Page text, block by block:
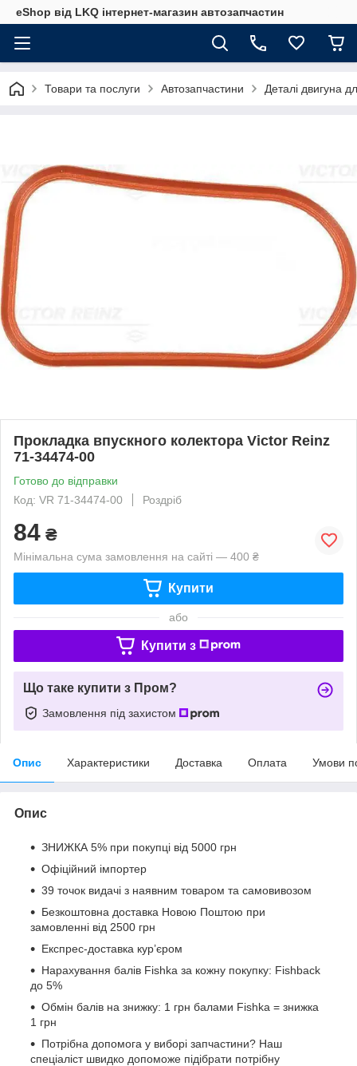
eShop від LKQ інтернет-магазин автозапчастин
Товари та послуги Автозапчастини Деталі двигуна
Прокладка впускного колектора Victor Reinz
71-34474-00
Готово до відправки
Код: VR 71-34474-00
Роздріб
84 ₴
Мінімальна сума замовлення на сайті — 400 ₴
Купити
або
Купити з
Що таке купити з Пром?
Замовлення під захистом
Опис Характеристики Доставка Оплата Умови
Опис
ЗНИЖКА 5% при покупці від 5000 грн
Офіційний імпортер
39 точок видачі з наявним товаром та самовивозом
Безкоштовна доставка Новою Поштою при
замовленні від 2500 грн
Експрес-доставка кур’єром
Нарахування балів Fishka за кожну покупку: Fishback
до 5%
Обмін балів на знижку: 1 грн балами Fishka = знижка
1 грн
Потрібна допомога у виборі запчастини? Наш
спеціаліст швидко допоможе підібрати потрібну